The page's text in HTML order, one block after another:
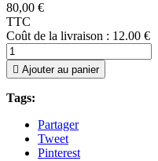
80,00 €
TTC
Coût de la livraison : 12.00 €
 Ajouter au panier
Tags:
Partager
Tweet
Pinterest